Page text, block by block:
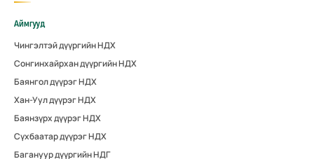
Аймгууд
Чингэлтэй дүүргийн НДХ
Сонгинхайрхан дүүргийн НДХ
Баянгол дүүрэг НДХ
Хан-Уул дүүрэг НДХ
Баянзүрх дүүрэг НДХ
Сүхбаатар дүүрэг НДХ
Багануур дүүргийн НДГ